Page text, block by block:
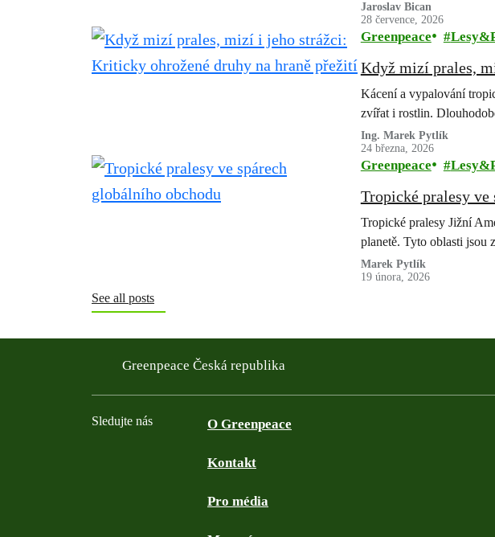
Jaroslav Bican
28 července, 2026
Greenpeace
Když mizí prales,
Kácení a vypalování
zvířat i rostlin.
Ing. Marek Pytlík
24 března, 2026
Greenpeace
Tropické pralesy ve
Tropické pralesy Jižní
planetě. Tyto oblasti jsou
Marek Pytlík
19 února, 2026
See all posts
Greenpeace Česká republika
Sledujte nás O Greenpeace
Kontakt
Pro média